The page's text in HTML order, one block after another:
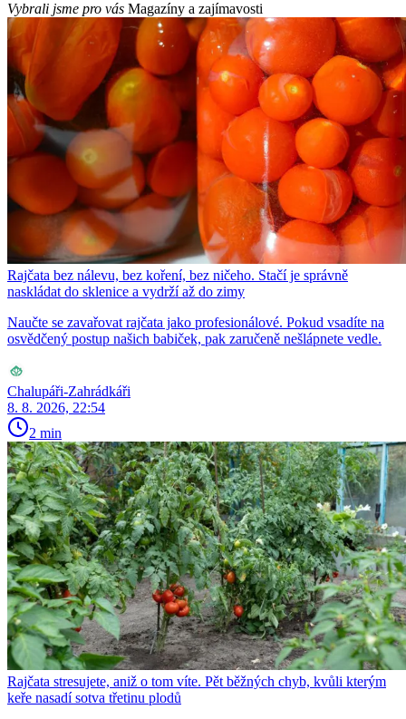
Vybrali jsme pro vás Magazíny a zajímavosti
Rajčata bez nálevu, bez koření, bez ničeho. Stačí je správně
naskládat do sklenice a vydrží až do zimy
Naučte se zavařovat rajčata jako profesionálové. Pokud vsadíte na
osvědčený postup našich babiček, pak zaručeně nešlápnete vedle.
Chalupáři-Zahrádkáři
8. 8. 2026, 22:54
2 min
Rajčata stresujete, aniž o tom víte. Pět běžných chyb, kvůli kterým
keře nasadí sotva třetinu plodů